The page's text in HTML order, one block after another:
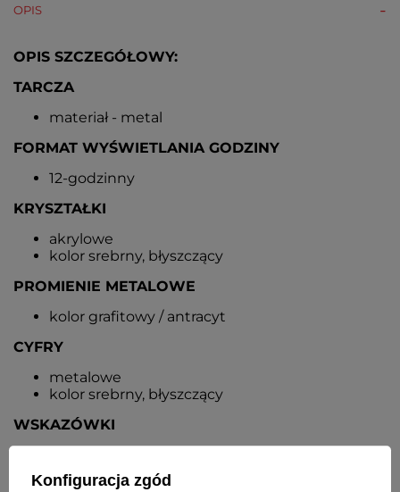
OPIS
OPIS SZCZEGÓŁOWY:
TARCZA
materiał - metal
FORMAT WYŚWIETLANIA GODZINY
12-godzinny
KRYSZTAŁKI
akrylowe
kolor srebrny, błyszczący
PROMIENIE METALOWE
kolor grafitowy / antracyt
CYFRY
metalowe
kolor srebrny, błyszczący
WSKAZÓWKI
kolor srebrny
Konfiguracja zgód